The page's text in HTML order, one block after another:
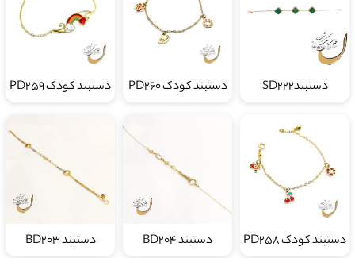
دستبندSD222 دستبند کودک PD260 دستبند کودک PD259
دستبند کودک PD258 دستبند BD204 دستبند BD203